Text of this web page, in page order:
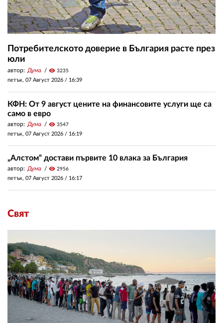
Потребителското доверие в България расте през
юли
автор: Дума visibility 3235
петък, 07 Август 2026 / 16:39
КФН: От 9 август цените на финансовите услуги ще са
само в евро
автор: Дума visibility 3547
петък, 07 Август 2026 / 16:19
„Алстом“ достави първите 10 влака за България
автор: Дума visibility 2956
петък, 07 Август 2026 / 16:17
Свят